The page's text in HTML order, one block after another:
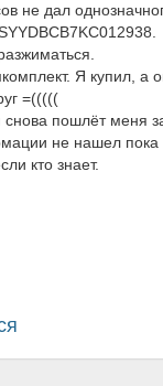
не дал
Я купил, а
=(((((
пошлёт меня
не нашел пока
кто знает.